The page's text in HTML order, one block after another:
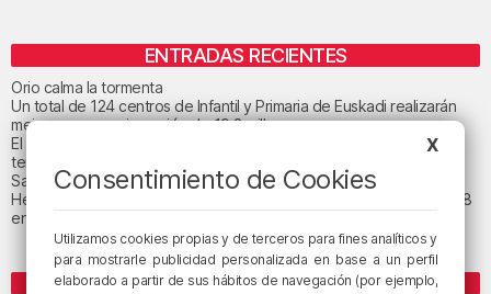
ENTRADAS RECIENTES
Orio calma la tormenta
Un total de 124 centros de Infantil y Primaria de Euskadi realizarán
mejoras con una inversión de 19,3 millones
El tiempo este viernes en Bizkaia: subida notable de las
temperaturas máximas
San Juan de Gaztelugatxe cerrará el día del eclipse
Heridas dos personas en un accidente entre tres vehículos en la A8
en Muskiz
ETIQUETAS
X
Consentimiento de Cookies
Utilizamos cookies propias y de terceros para fines analíticos y
para mostrarle publicidad personalizada en base a un perfil
elaborado a partir de sus hábitos de navegación (por ejemplo,